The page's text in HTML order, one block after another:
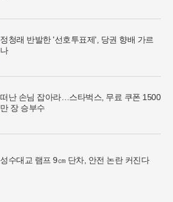
정청래 반발한 '선호투표제', 당권 향배 가르
나
떠난 손님 잡아라…스타벅스, 무료 쿠폰 1500
만 장 승부수
성수대교 램프 9㎝ 단차, 안전 논란 커진다